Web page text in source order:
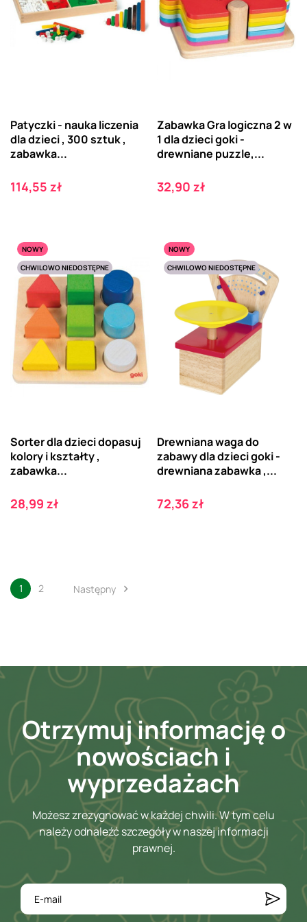
Patyczki - nauka liczenia
dla dzieci , 300 sztuk ,
zabawka...
Cena
114,55 zł
Zabawka Gra logiczna 2 w
1 dla dzieci goki -
drewniane puzzle,...
Cena
32,90 zł
NOWY
CHWILOWO NIEDOSTĘPNE
Sorter dla dzieci dopasuj
kolory i kształty ,
zabawka...
Cena
28,99 zł
NOWY
CHWILOWO NIEDOSTĘPNE
Drewniana waga do
zabawy dla dzieci goki -
drewniana zabawka ,...
Cena
72,36 zł
1 2 Następny 
Otrzymuj informację o
nowościach i
wyprzedażach
Możesz zrezygnować w każdej chwili. W tym celu
należy odnaleźć szczegóły w naszej informacji
prawnej.